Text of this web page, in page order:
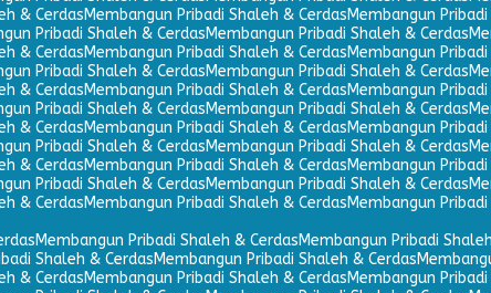
& CerdasMembangun Pribadi Shaleh & CerdasMembangun
Pribadi Shaleh & CerdasMembangun Pribadi Shaleh & Cerdas
& CerdasMembangun Pribadi Shaleh & CerdasMembangun
Pribadi Shaleh & CerdasMembangun Pribadi Shaleh & Cerdas
& CerdasMembangun Pribadi Shaleh & CerdasMembangun
Pribadi Shaleh & CerdasMembangun Pribadi Shaleh & Cerdas
& CerdasMembangun Pribadi Shaleh & CerdasMembangun
Pribadi Shaleh & CerdasMembangun Pribadi Shaleh & Cerdas
& CerdasMembangun Pribadi Shaleh & CerdasMembangun
Pribadi Shaleh & CerdasMembangun Pribadi Shaleh & Cerdas
& CerdasMembangun Pribadi Shaleh & CerdasMembangun
Membangun Pribadi Shaleh & CerdasMembangun Pribadi
Shaleh & CerdasMembangun Pribadi Shaleh & Cerdas
& CerdasMembangun Pribadi Shaleh & CerdasMembangun